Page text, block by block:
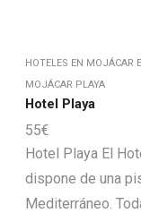
HOTELES EN MOJÁCAR
MOJÁCAR PLAYA
Hotel Playa
55€
Hotel Playa El
dispone de una
Mediterráneo.